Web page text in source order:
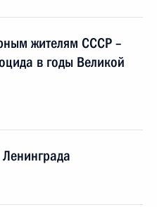
жителям СССР –
в годы Великой